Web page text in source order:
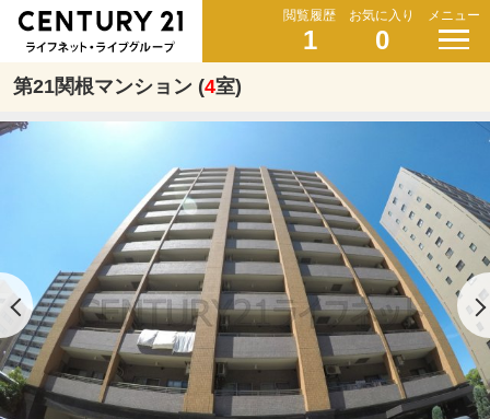
閲覧履歴
1
お気に入り
0
メニュー
第21関根マンション (4室)